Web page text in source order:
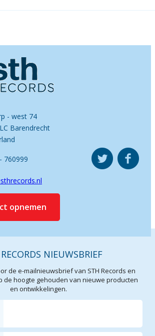
- west 74
Barendrecht
760999
opnemen
NIEUWSBRIEF
de e-mailnieuwsbrief van STH Records en
de hoogte gehouden van nieuwe producten
en ontwikkelingen.